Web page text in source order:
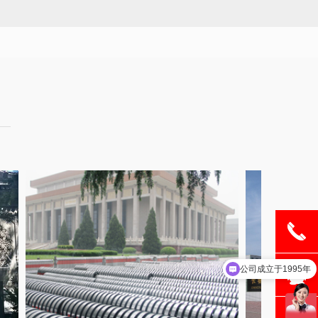
끅
뀩
需要哪款产品服务
公司成立于1995年